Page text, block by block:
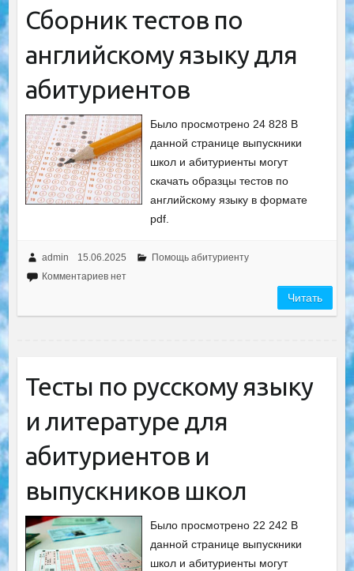
Сборник тестов по
английскому языку для
абитуриентов
Было просмотрено 24 828 В
данной странице выпускники
школ и абитуриенты могут
скачать образцы тестов по
английскому языку в формате
pdf.
admin 15.06.2025
Помощь абитуриенту
Комментариев нет
Читать
Тесты по русскому языку
и литературе для
абитуриентов и
выпускников школ
Было просмотрено 22 242 В
данной странице выпускники
школ и абитуриенты могут